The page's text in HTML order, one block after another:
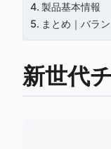
製品基本情報
まとめ｜バラ
新世代